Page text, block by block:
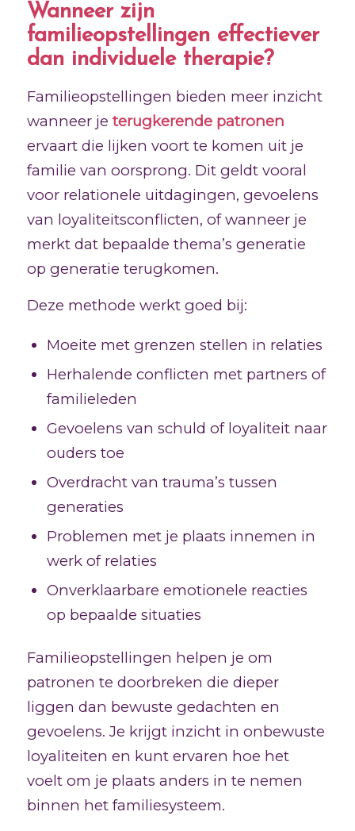
Wanneer zijn
familieopstellingen effectiever
dan individuele therapie?
Familieopstellingen bieden meer inzicht
wanneer je terugkerende patronen
ervaart die lijken voort te komen uit je
familie van oorsprong. Dit geldt vooral
voor relationele uitdagingen, gevoelens
van loyaliteitsconflicten, of wanneer je
merkt dat bepaalde thema’s generatie
op generatie terugkomen.
Deze methode werkt goed bij:
Moeite met grenzen stellen in relaties
Herhalende conflicten met partners of
familieleden
Gevoelens van schuld of loyaliteit naar
ouders toe
Overdracht van trauma’s tussen
generaties
Problemen met je plaats innemen in
werk of relaties
Onverklaarbare emotionele reacties
op bepaalde situaties
Familieopstellingen helpen je om
patronen te doorbreken die dieper
liggen dan bewuste gedachten en
gevoelens. Je krijgt inzicht in onbewuste
loyaliteiten en kunt ervaren hoe het
voelt om je plaats anders in te nemen
binnen het familiesysteem.